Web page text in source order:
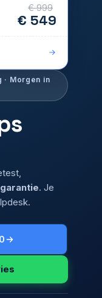
· Morgen in
. Je
€ 999
€ 549